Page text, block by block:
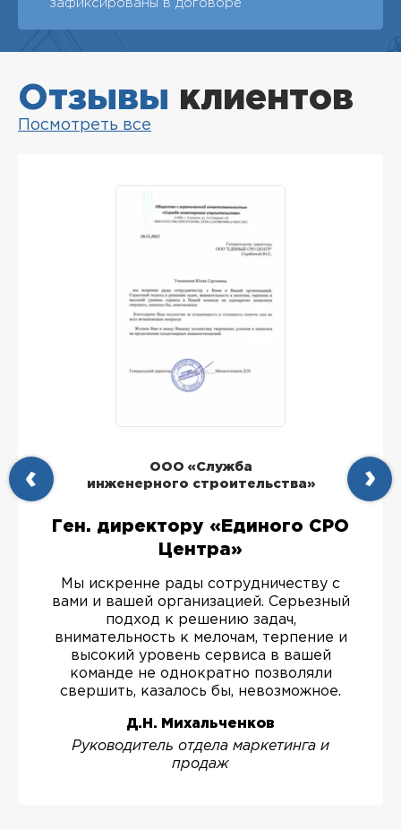
зафиксированы в договоре
Отзывы клиентов
Посмотреть все
ООО «Служба
инженерного строительства»
Ген. директору «Единого СРО
Центра»
Мы искренне рады сотрудничеству с
вами и вашей организацией. Серьезный
подход к решению задач,
внимательность к мелочам, терпение и
высокий уровень сервиса в вашей
команде не однократно позволяли
свершить, казалось бы, невозможное.
Д.Н. Михальченков
Руководитель отдела маркетинга и
продаж